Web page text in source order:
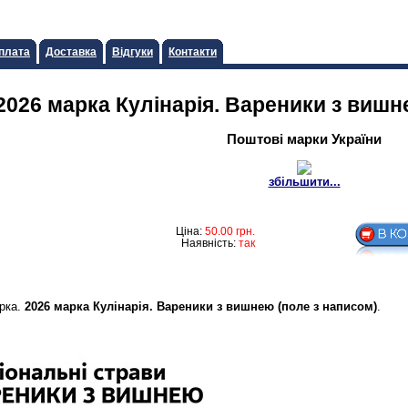
Доставка Відгуки Контакти
марка Кулiнарiя. Вареники з
Поштові марки України
збільшити...
Ціна: 50.00 грн.
Наявність: так
2026 марка Кулiнарiя. Вареники з вишнею (поле з написом).